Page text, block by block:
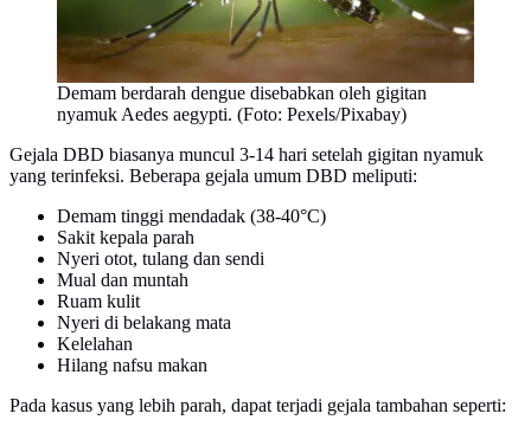
Demam berdarah dengue disebabkan oleh gigitan
nyamuk Aedes aegypti. (Foto: Pexels/Pixabay)
Gejala DBD biasanya muncul 3-14 hari setelah gigitan nyamuk
yang terinfeksi. Beberapa gejala umum DBD meliputi:
Demam tinggi mendadak (38-40°C)
Sakit kepala parah
Nyeri otot, tulang dan sendi
Mual dan muntah
Ruam kulit
Nyeri di belakang mata
Kelelahan
Hilang nafsu makan
Pada kasus yang lebih parah, dapat terjadi gejala tambahan seperti: